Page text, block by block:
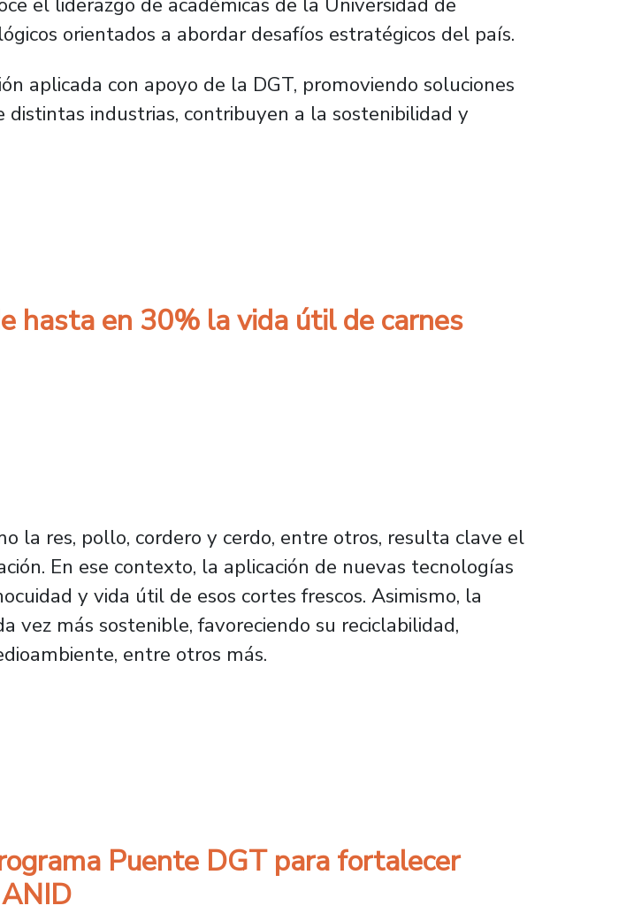
orientados a abordar desafíos estratégicos del país.
aplicada con apoyo de la DGT, promoviendo soluciones
industrias, contribuyen a la sostenibilidad y
innovadoras tecnologías para el desarrollo industrial y social
hasta en 30% la vida útil de carnes
la res, pollo, cordero y cerdo, entre otros, resulta clave el
En ese contexto, la aplicación de nuevas tecnologías
y vida útil de esos cortes frescos. Asimismo, la
vez más sostenible, favoreciendo su reciclabilidad,
entre otros más.
hasta en 30% la vida útil de carnes refrigeradas
Puente DGT para fortalecer